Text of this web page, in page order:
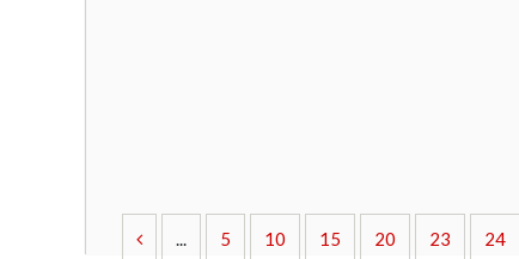
... 5 10 15 20 23 24